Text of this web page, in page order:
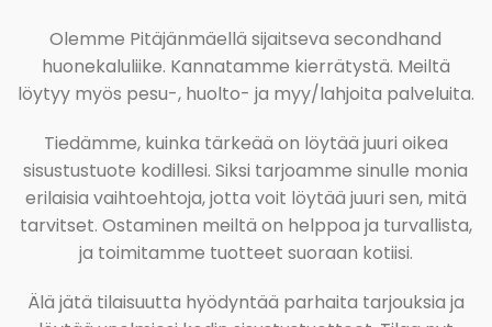
Olemme Pitäjänmäellä sijaitseva secondhand
huonekaluliike. Kannatamme kierrätystä. Meiltä
löytyy myös pesu-, huolto- ja myy/lahjoita palveluita.
Tiedämme, kuinka tärkeää on löytää juuri oikea
sisustustuote kodillesi. Siksi tarjoamme sinulle monia
erilaisia vaihtoehtoja, jotta voit löytää juuri sen, mitä
tarvitset. Ostaminen meiltä on helppoa ja turvallista,
ja toimitamme tuotteet suoraan kotiisi.
Älä jätä tilaisuutta hyödyntää parhaita tarjouksia ja